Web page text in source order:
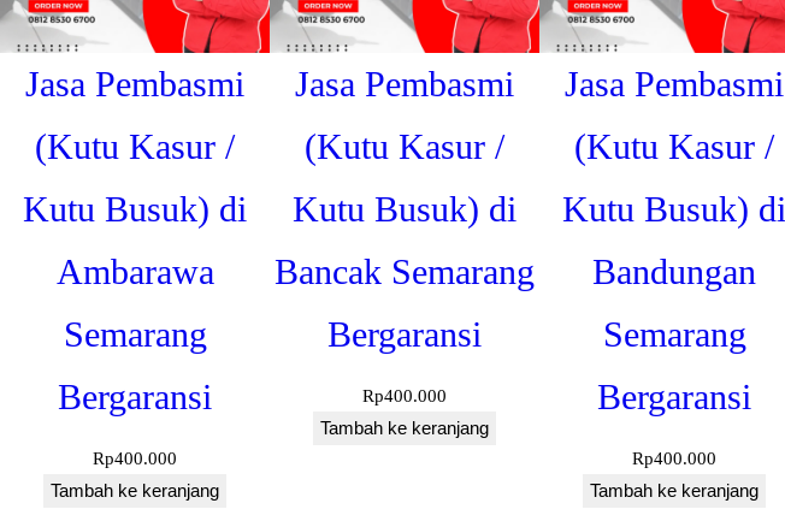
S
u
s
k
n
m
r
g
Jasa Pembasmi
(Kutu Kasur /
Kutu Busuk) di
Ambarawa
Semarang
Bergaransi
Rp400.000
Tambah ke keranjang
Jasa Pembasmi
(Kutu Kasur /
Kutu Busuk) di
Bancak Semarang
Bergaransi
Rp400.000
Tambah ke keranjang
Jasa Pembasmi
(Kutu Kasur /
Kutu Busuk) di
Bandungan
Semarang
Bergaransi
Rp400.000
Tambah ke keranjang